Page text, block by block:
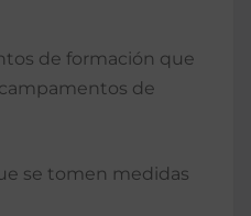
de formación que
de
se tomen medidas